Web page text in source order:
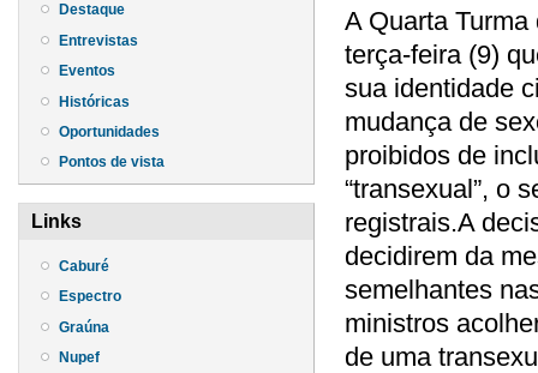
Destaque
Entrevistas
Eventos
Históricas
Oportunidades
Pontos de vista
Links
Caburé
Espectro
Graúna
Nupef
A Quarta
terça-feira (9)
sua identidade
mudança de
proibidos de
“transexual”, o
registrais.A
decidirem da
semelhantes
ministros
de uma